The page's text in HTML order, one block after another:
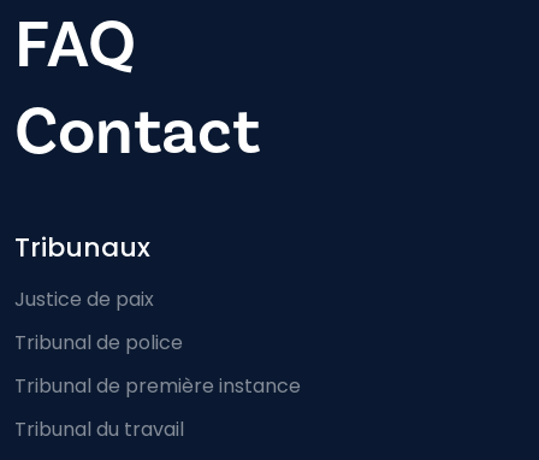
FAQ
Contact
Footer-menu
Tribunaux
Justice de paix
Tribunal de police
Tribunal de première instance
Tribunal du travail